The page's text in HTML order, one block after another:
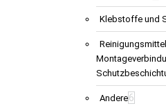
Klebstoffe und
Andere6